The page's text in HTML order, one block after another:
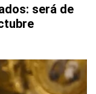
será de